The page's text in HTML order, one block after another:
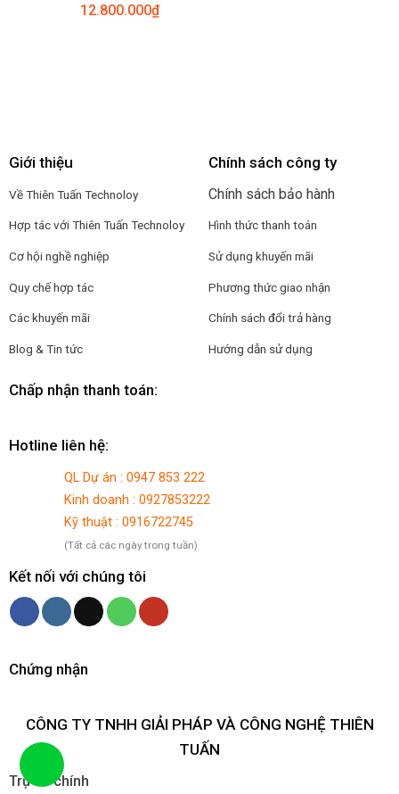
12.800.000₫
Giới thiệu
Về Thiên Tuấn Technoloy
Hợp tác với Thiên Tuấn Technoloy
Cơ hội nghề nghiệp
Quy chế hợp tác
Các khuyến mãi
Blog & Tin tức
Chính sách công ty
Chính sách bảo hành
Hình thức thanh toán
Sử dụng khuyến mãi
Phương thức giao nhận
Chính sách đổi trả hàng
Hướng dẫn sử dụng
Chấp nhận thanh toán:
Hotline liên hệ:
QL Dự án : 0947 853 222
Kinh doanh : 0927853222
Kỹ thuật : 0916722745
(Tất cả các ngày trong tuần)
Kết nối với chúng tôi
Chứng nhận
CÔNG TY TNHH GIẢI PHÁP VÀ CÔNG NGHỆ THIÊN
TUẤN
Trụ sở chính